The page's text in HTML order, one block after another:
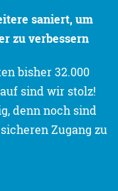
saniert, um
zu verbessern
bisher 32.000
sind wir stolz!
denn noch sind
Zugang zu